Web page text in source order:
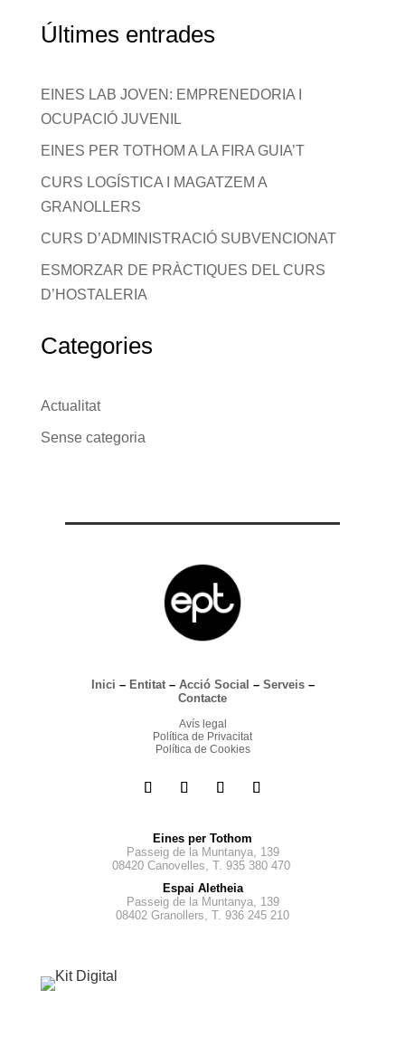
Últimes entrades
EINES LAB JOVEN: EMPRENEDORIA I
OCUPACIÓ JUVENIL
EINES PER TOTHOM A LA FIRA GUIA’T
CURS LOGÍSTICA I MAGATZEM A
GRANOLLERS
CURS D’ADMINISTRACIÓ SUBVENCIONAT
ESMORZAR DE PRÀCTIQUES DEL CURS
D’HOSTALERIA
Categories
Actualitat
Sense categoria
Inici – Entitat– Acció Social – Serveis–
Contacte
Avís legal
Política de Privacitat
Política de Cookies
Eines per Tothom
Passeig de la Muntanya, 139
08420 Canovelles, T. 935 380 470
Espai Aletheia
Passeig de la Muntanya, 139
08402 Granollers, T. 936 245 210